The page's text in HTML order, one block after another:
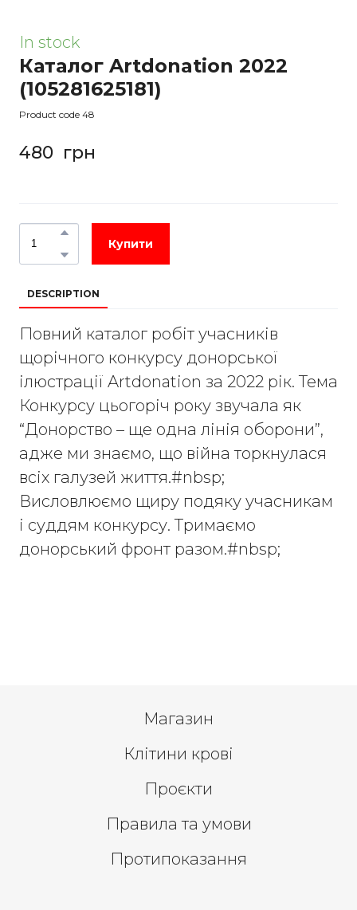
In stock
Каталог Artdonation 2022
(105281625181)
Product code 48
480  грн
Купити
DESCRIPTION
Повний каталог робіт учасників
щорічного конкурсу донорської
ілюстрації Artdonation за 2022 рік. Тема
Конкурсу цьогоріч року звучала як
“Донорство – ще одна лінія оборони”,
адже ми знаємо, що війна торкнулася
всіх галузей життя.#nbsp;
Висловлюємо щиру подяку учасникам
і суддям конкурсу. Тримаємо
донорський фронт разом.#nbsp;
Магазин
Клітини крові
Проєкти
Правила та умови
Протипоказання